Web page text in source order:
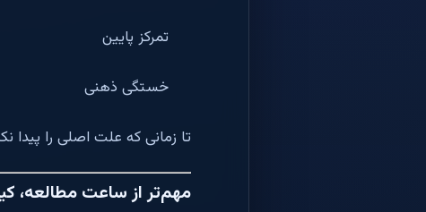
تمرکز پایین
خستگی ذهنی
تا زمانی که علت اصلی را پیدا
مهم‌تر از ساعت مطالعه،